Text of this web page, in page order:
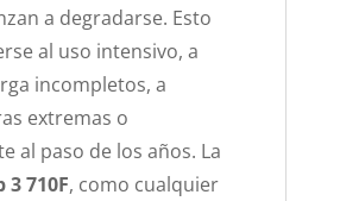
a degradarse. Esto
al uso intensivo, a
incompletos, a
extremas o
al paso de los años. La
3 710F, como cualquier